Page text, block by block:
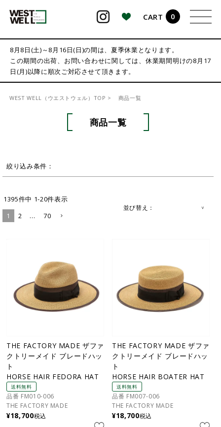
CART
0
8月8日(土)～8月16日(日)の間は、夏季休業となります。
この期間の出荷、お問い合わせに関しては、休業期間明けの8月17
日(月)以降に順次ご対応させて頂きます。
WEST WELL（ウエストウェル）TOP 商品一覧
商品一覧
絞り込み条件：
並び替え
1395件中 1-20件表示
1
2 … 70
THE FACTORY MADE ザファ
クトリーメイド ブレードハッ
ト
HORSE HAIR FEDORA HAT
送料無料
品番 FM010-006
THE FACTORY MADE
¥18,700税込
THE FACTORY MADE ザファ
クトリーメイド ブレードハッ
ト
HORSE HAIR BOATER HAT
送料無料
品番 FM007-006
THE FACTORY MADE
¥18,700税込